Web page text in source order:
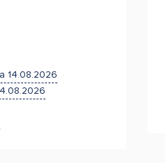
14.08.2026